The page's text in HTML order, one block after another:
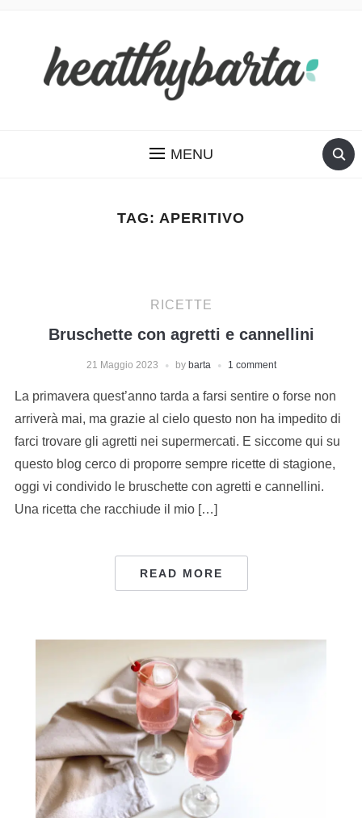
MENU
TAG: APERITIVO
RICETTE
Bruschette con agretti e cannellini
21 Maggio 2023 by barta 1 comment
La primavera quest’anno tarda a farsi sentire o forse non
arriverà mai, ma grazie al cielo questo non ha impedito di
farci trovare gli agretti nei supermercati. E siccome qui su
questo blog cerco di proporre sempre ricette di stagione,
oggi vi condivido le bruschette con agretti e cannellini.
Una ricetta che racchiude il mio […]
READ MORE